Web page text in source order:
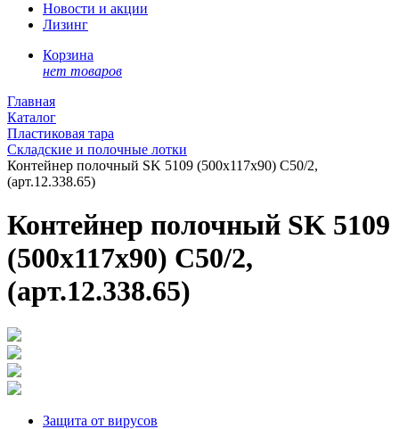
Новости и акции
Лизинг
Корзина
нет товаров
Главная
Каталог
Пластиковая тара
Складские и полочные лотки
Контейнер полочный SK 5109 (500х117х90) С50/2,
(арт.12.338.65)
Контейнер полочный SK 5109
(500х117х90) С50/2,
(арт.12.338.65)
Защита от вирусов